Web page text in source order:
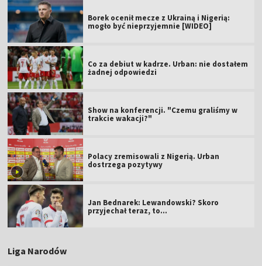
Borek ocenił mecze z Ukrainą i Nigerią:
mogło być nieprzyjemnie [WIDEO]
Co za debiut w kadrze. Urban: nie dostałem
żadnej odpowiedzi
Show na konferencji. "Czemu graliśmy w
trakcie wakacji?"
Polacy zremisowali z Nigerią. Urban
dostrzega pozytywy
Jan Bednarek: Lewandowski? Skoro
przyjechał teraz, to…
Liga Narodów